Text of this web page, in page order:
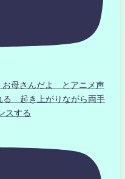
母さんだよ とアニメ声
る 起き上がりながら両手
スする